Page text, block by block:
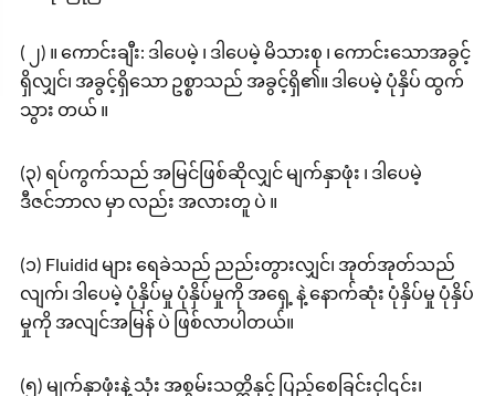
( ၂) ။ ကောင်းချီး: ဒါပေမဲ့ ၊ ဒါပေမဲ့ မိသားစု ၊ ကောင်းသောအခွင့်
ရှိလျှင်၊ အခွင့်ရှိသော ဥစ္စာသည် အခွင့်ရှိ၏။ ဒါပေမဲ့ ပုံနှိပ် ထွက်
သွား တယ် ။
(၃) ရပ်ကွက်သည် အမြင်ဖြစ်ဆိုလျှင် မျက်နှာဖုံး ၊ ဒါပေမဲ့
ဒီဇင်ဘာလ မှာ လည်း အလားတူ ပဲ ။
(၁) Fluidid များ ရေခဲသည် ညည်းတွားလျှင်၊ အုတ်အုတ်သည်
လျက်၊ ဒါပေမဲ့ ပုံနှိပ်မှု ပုံနှိပ်မှုကို အရှေ့ နဲ့ နောက်ဆုံး ပုံနှိပ်မှု ပုံနှိပ်
မှုကို အလျင်အမြန် ပဲ ဖြစ်လာပါတယ်။
(၅) မျက်နှာဖုံးနဲ့ သုံး အစွမ်းသတ္တိနှင့် ပြည့်စေခြင်းငှါ၎င်း၊